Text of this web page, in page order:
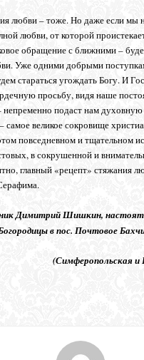
любви – тоже. Но даже если мы
любви, от которой
обращение с ближними –
Уже одними добрыми
стараться угождать Богу. И
просьбу, видя наше
непременно подаст нам
самое великое сокровище
повседневном и тщательном
в сокрушенной и
главный «рецепт» стяжания
Димитрий Шишкин,
в пос. Почтовое
(Симферопольская и